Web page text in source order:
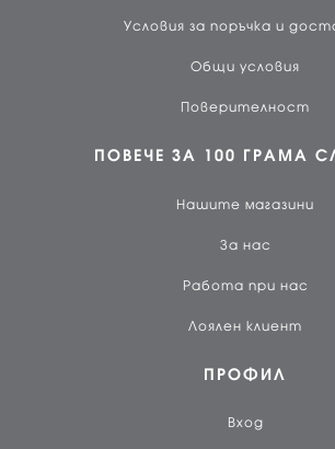
Условия за поръчка и
Общи условия
Поверителност
ПОВЕЧЕ ЗА 100 ГРАМА
Нашите магазини
За нас
Работа при нас
Лоялен клиент
ПРОФИЛ
Вход